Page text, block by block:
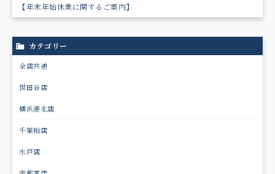
【年末年始休業に関するご案内】
カテゴリー
全店共通
世田谷店
横浜港北店
千葉柏店
水戸店